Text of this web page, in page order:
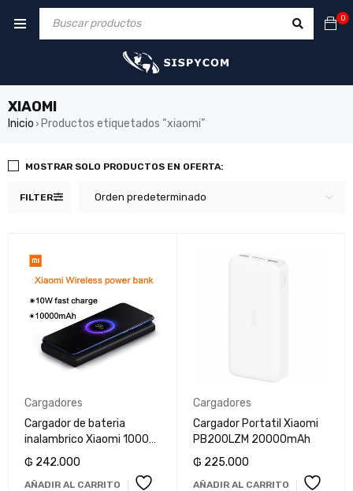
0
XIAOMI
Inicio › Productos etiquetados “xiaomi”
FILTER Orden predeterminado
MOSTRAR SOLO PRODUCTOS EN OFERTA:
Cargadores
Cargador de bateria
inalambrico Xiaomi 10000
mah
₲ 242.000
AÑADIR AL CARRITO
Cargadores
Cargador Portatil Xiaomi
PB200LZM 20000mAh
₲ 225.000
AÑADIR AL CARRITO